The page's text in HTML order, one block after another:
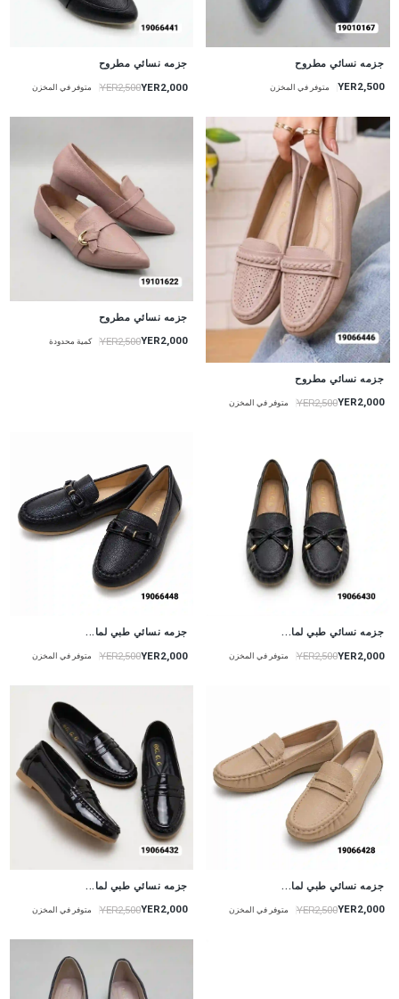
جزمه نسائي مطروح
YER2,500 متوفر في المخزن
جزمه نسائي مطروح
YER2,000
YER2,500 متوفر في المخزن
جزمه نسائي مطروح
YER2,000
YER2,500 متوفر في المخزن
جزمه نسائي مطروح
YER2,000
YER2,500 كمية محدودة
جزمه نسائي طبي لما...
YER2,000
YER2,500 متوفر في المخزن
جزمه نسائي طبي لما...
YER2,000
YER2,500 متوفر في المخزن
جزمه نسائي طبي لما...
YER2,000
YER2,500 متوفر في المخزن
جزمه نسائي طبي لما...
YER2,000
YER2,500 متوفر في المخزن